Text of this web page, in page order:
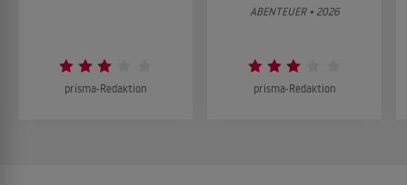
prisma-Redaktion
ABENTEUER • 2026
prisma-Redaktion